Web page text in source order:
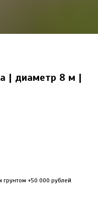
| диаметр 8 м |
+50 000 рублей